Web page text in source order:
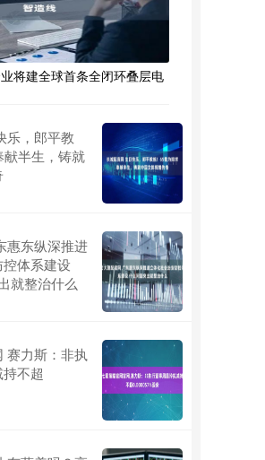
将建全球首条全闭环叠层电
乐，郎平教
半生，铸就
惠东纵深推进
体系建设
就整治什么
赛力斯：非执
不超